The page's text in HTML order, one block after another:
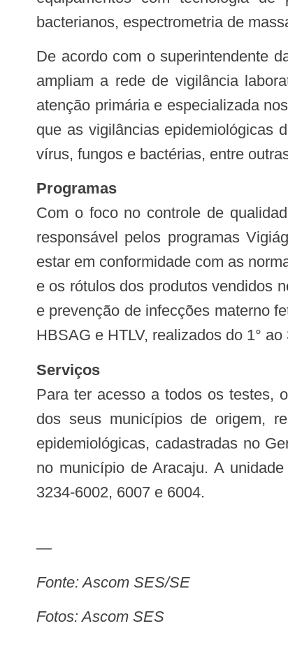
bacterianos, espectrometria de
De acordo com o superintendente da unidade, Cliomar Alves dos Santos, os novos testes representam importantes avanços e
ampliam a rede de vigilância
atenção primária e especializada
que as vigilâncias epidemiológicas
vírus, fungos e bactérias, entre
Programas
Com o foco no controle de
responsável pelos programas
estar em conformidade com as
e os rótulos dos produtos vendidos
e prevenção de infecções materno
HBSAG e HTLV, realizados do 1°
Serviços
Para ter acesso a todos os testes,
dos seus municípios de origem,
epidemiológicas, cadastradas no
no município de Aracaju. A
3234-6002, 6007 e 6004.
—
Fonte: Ascom SES/SE
Fotos: Ascom SES